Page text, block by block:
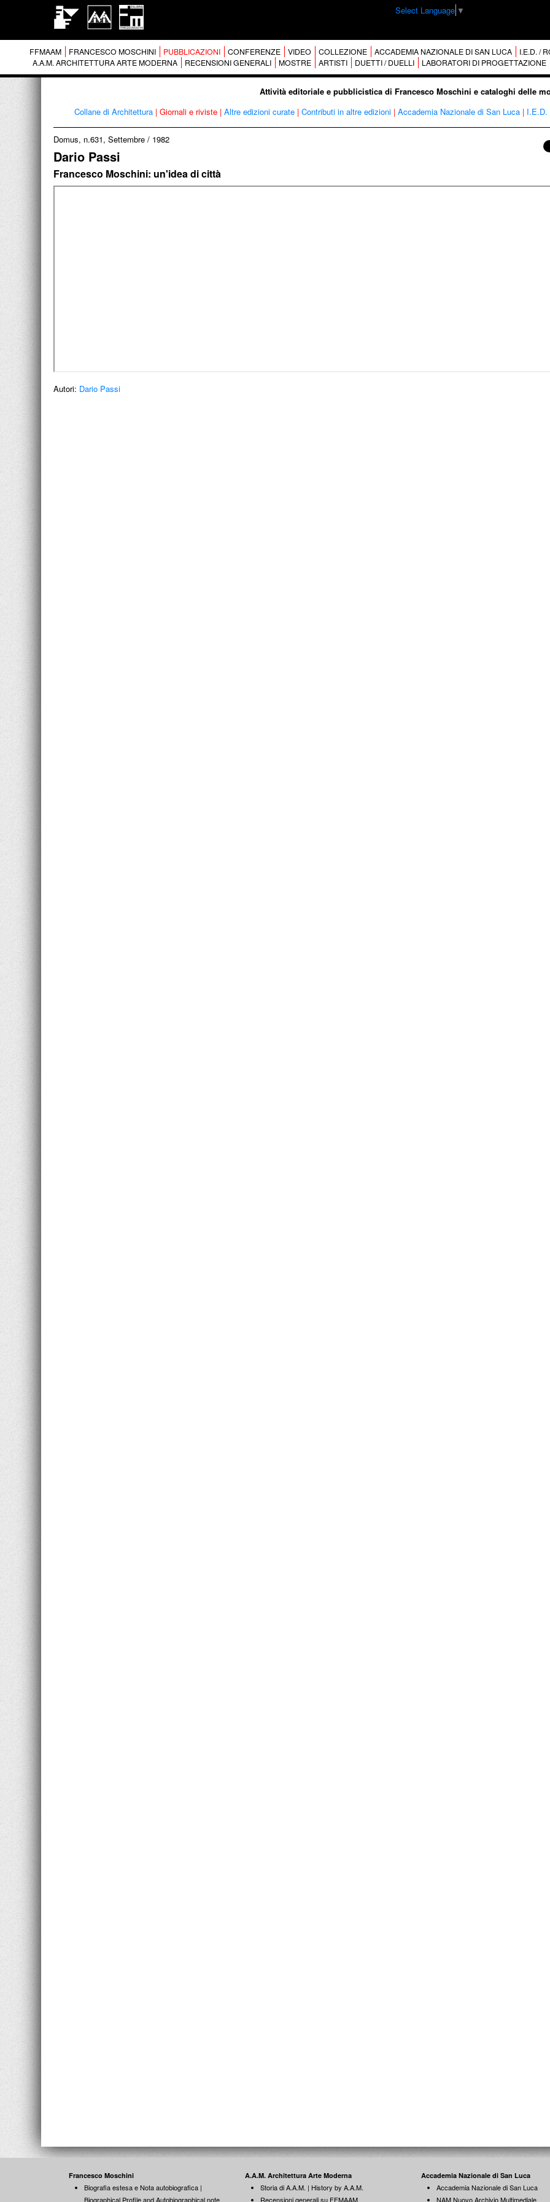
Select Language ▼
FFMAAM FRANCESCO MOSCHINI PUBBLICAZIONI CONFERENZE VIDEO COLLEZIONE ACCADEMIA NAZIONALE DI SAN LUCA I.E.D. /
A.A.M. ARCHITETTURA ARTE MODERNA
RECENSIONI GENERALI MOSTRE ARTISTI DUETTI / DUELLI LABORATORI DI PROGETTAZIONE
Attività editoriale e pubblicistica di Francesco Moschini e cataloghi delle
Collane di Architettura | Giornali e riviste | Altre edizioni curate | Contributi in altre edizioni | Accademia Nazionale di San Luca | I.E.D.
Domus, n.631, Settembre / 1982
Dario Passi
Francesco Moschini: un'idea di città
Autori: Dario Passi
Francesco Moschini
Biografia estesa e Nota autobiografica |
Biographical Profile and Autobiographical note
A.A.M. Architettura Arte Moderna
Storia di A.A.M. | History by A.A.M.
Recensioni generali su FFMAAM
Accademia Nazionale di San Luca
Accademia Nazionale di San Luca
NAM Nuovo Archivio Multimediale